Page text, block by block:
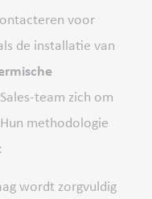
voor
de installatie van
team zich om
methodologie
wordt zorgvuldig